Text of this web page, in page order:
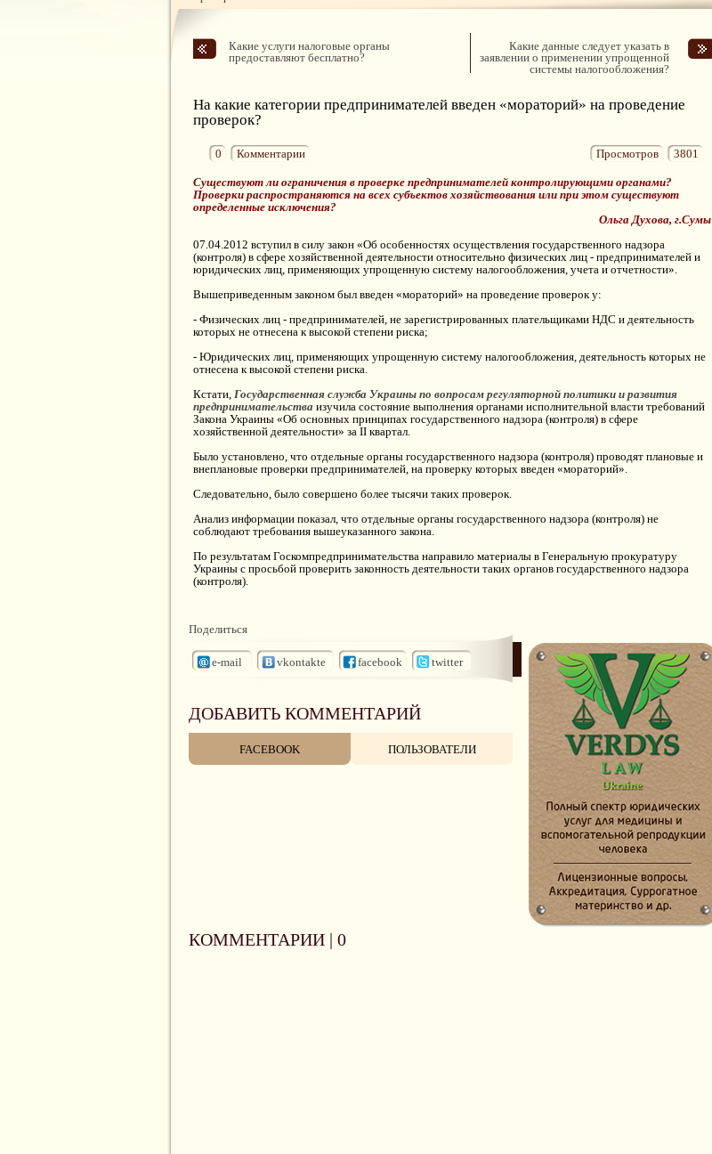
Какие услуги налоговые органы
предоставляют бесплатно?
Какие данные следует указать в
заявлении о применении упрощенной
системы налогообложения?
На какие категории предпринимателей введен «мораторий» на проведение
проверок?
0 Комментарии Просмотров 3801
Существуют ли ограничения в проверке предпринимателей контролирующими органами?
Проверки распространяются на всех субъектов хозяйствования или при этом существуют
определенные исключения?
Ольга Духова, г.Сумы
07.04.2012 вступил в силу закон «Об особенностях осуществления государственного надзора
(контроля) в сфере хозяйственной деятельности относительно физических лиц - предпринимателей и
юридических лиц, применяющих упрощенную систему налогообложения, учета и отчетности».
Вышеприведенным законом был введен «мораторий» на проведение проверок у:
- Физических лиц - предпринимателей, не зарегистрированных плательщиками НДС и деятельность
которых не отнесена к высокой степени риска;
- Юридических лиц, применяющих упрощенную систему налогообложения, деятельность которых не
отнесена к высокой степени риска.
Кстати, Государственная служба Украины по вопросам регуляторной политики и развития
предпринимательства изучила состояние выполнения органами исполнительной власти требований
Закона Украины «Об основных принципах государственного надзора (контроля) в сфере
хозяйственной деятельности» за II квартал.
Было установлено, что отдельные органы государственного надзора (контроля) проводят плановые и
внеплановые проверки предпринимателей, на проверку которых введен «мораторий».
Следовательно, было совершено более тысячи таких проверок.
Анализ информации показал, что отдельные органы государственного надзора (контроля) не
соблюдают требования вышеуказанного закона.
По результатам Госкомпредпринимательства направило материалы в Генеральную прокуратуру
Украины с просьбой проверить законность деятельности таких органов государственного надзора
(контроля).
Поделиться
e-mail vkontakte facebook twitter
ДОБАВИТЬ КОММЕНТАРИЙ
FACEBOOK ПОЛЬЗОВАТЕЛИ
КОММЕНТАРИИ | 0